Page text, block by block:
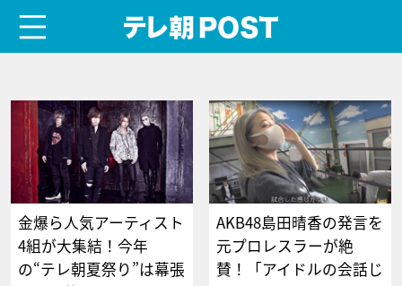
金爆ら人気アーティスト
4組が大集結！今年
の“テレ朝夏祭り”は幕張
AKB48島田晴香の発言を
元プロレスラーが絶
賛！「アイドルの会話じ